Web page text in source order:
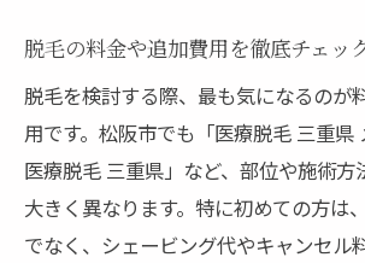
脱毛の料金や追加費用を徹底チェッ
脱毛を検討する際、最も気になるのが
用です。松阪市でも「医療脱毛 三重県
医療脱毛 三重県」など、部位や施術方
大きく異なります。特に初めての方は
でなく、シェービング代やキャンセル